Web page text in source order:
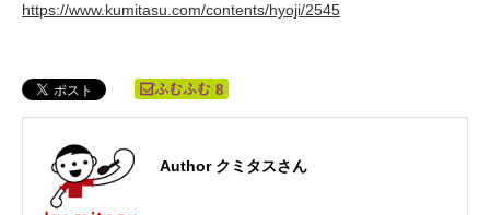
https://www.kumitasu.com/contents/hyoji/2545
8
Author クミタスさん